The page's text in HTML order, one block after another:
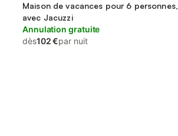
Maison de vacances pour 6 personnes,
avec Jacuzzi
Annulation gratuite
dès102 €par nuit